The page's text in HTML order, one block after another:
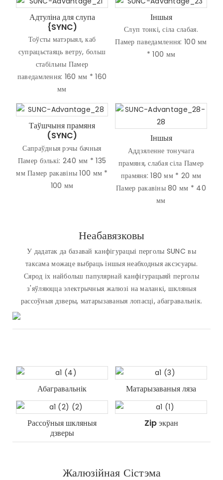
Адтуліна для слупа
{SYNC)
Тоўсты матэрыял, каб
супрацьстаяць ветру, больш
стабільны Памер
паведамлення: 160 мм * 160
мм
Іншыя
Слуп тонкі, сіла слабая.
Памер паведамлення: 100 мм
* 100 мм
Таўшчыня прамяня
(SYNC)
Сапраўдныя рэчы бачныя
Памер бэлькі: 240 мм * 135
мм Памер ракавіны 100 мм *
100 мм
Іншыя
Аддзяленне тонучага
прамяня, слабая сіла Памер
прамяня: 180 мм * 20 мм
Памер ракавіны 80 мм * 40
мм
Неабавязковы
У дадатак да базавай канфігурацыі перголы SUNC вы
таксама можаце выбраць іншыя неабходныя аксэсуары.
Сярод іх найбольш папулярнай канфігурацыяй перголы
з'яўляюцца электрычныя жалюзі на маланкі, шкляныя
рассоўныя дзверы, матарызаваныя лопасці, абагравальнік.
Абагравальнік Матарызаваныя ляза
Рассоўныя шкляныя
дзверы
Zip экран
Жалюзійная Сістэма